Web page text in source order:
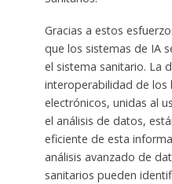
Gracias a estos
que los sistemas de IA
el sistema sanitario. La
interoperabilidad de los
electrónicos, unidas al
el análisis de datos,
eficiente de esta
análisis avanzado de
sanitarios pueden